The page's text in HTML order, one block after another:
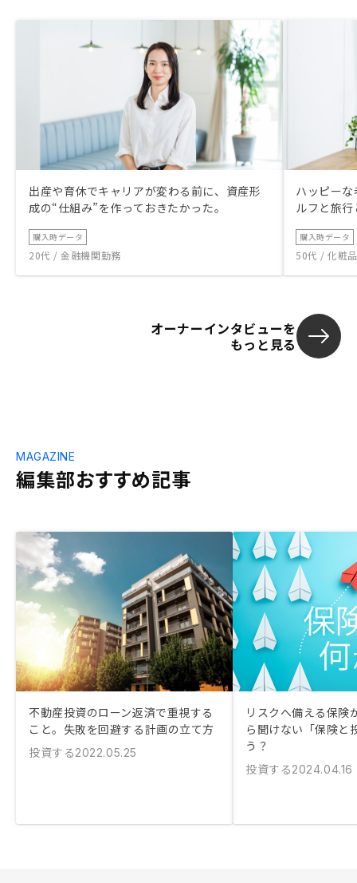
説明担当なら
ん、重要事項
ている)
出産や育休でキャリアが変わる前に、資産形
成の“仕組み”を作っておきたかった。
購入時データ
20代 / 金融機関勤務
ハッピー
ルフと旅
購入時データ
50代 / 化粧
オーナーインタビューを
もっと見る
編集部おすすめ記事
MAGAZINE
不動産投資のローン返済で重視する
こと。失敗を回避する計画の立て方
投資する2022.05.25
リスクへ備える保険
ら聞けない「保険と
う？
投資する2024.04.16